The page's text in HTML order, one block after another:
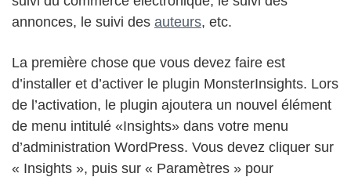
annonces, le suivi des auteurs, etc.
La première chose que vous devez faire est
d’installer et d’activer le plugin MonsterInsights. Lors
de l’activation, le plugin ajoutera un nouvel élément
de menu intitulé «Insights» dans votre menu
d’administration WordPress. Vous devez cliquer sur
« Insights », puis sur « Paramètres » pour